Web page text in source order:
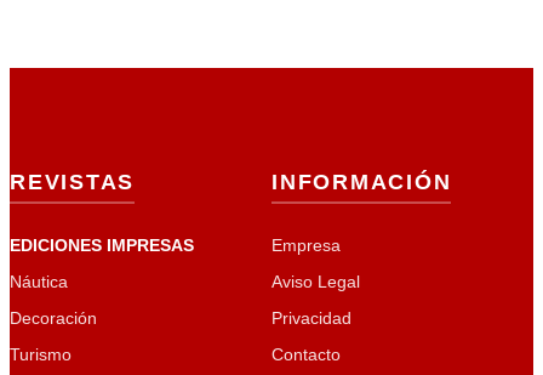
REVISTAS
EDICIONES IMPRESAS
Náutica
Decoración
Turismo
INFORMACIÓN
Empresa
Aviso Legal
Privacidad
Contacto